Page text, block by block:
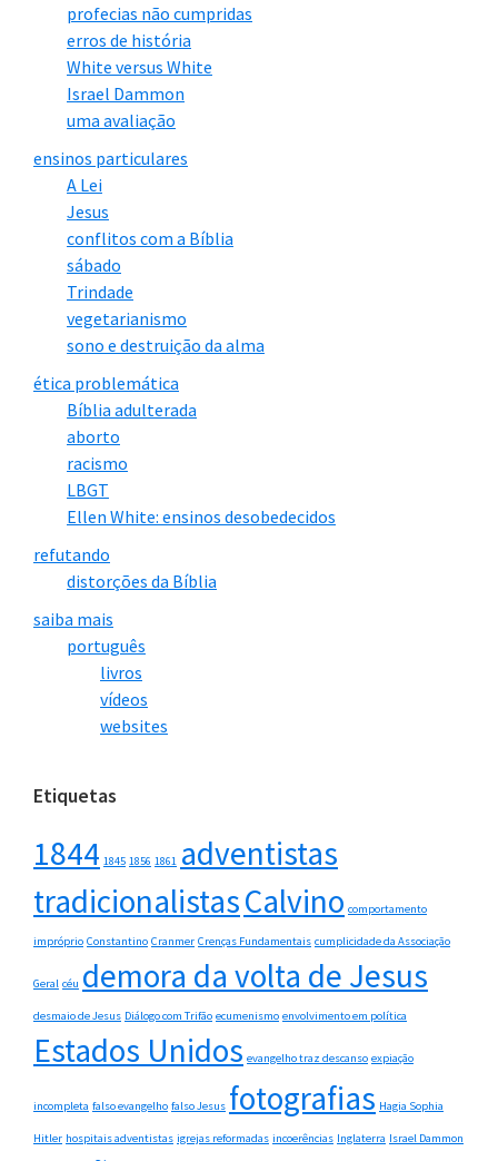
profecias não cumpridas
erros de história
White versus White
Israel Dammon
uma avaliação
ensinos particulares
A Lei
Jesus
conflitos com a Bíblia
sábado
Trindade
vegetarianismo
sono e destruição da alma
ética problemática
Bíblia adulterada
aborto
racismo
LBGT
Ellen White: ensinos desobedecidos
refutando
distorções da Bíblia
saiba mais
português
livros
vídeos
websites
Etiquetas
1844 1845 1856 1861 adventistas
tradicionalistasCalvino comportamento
impróprio Constantino Cranmer Crenças Fundamentais cumplicidade da Associação
Geral céu demora da volta de Jesus
desmaio de Jesus Diálogo com Trifão ecumenismo envolvimento em política
Estados Unidos evangelho traz descanso expiação
incompleta falso evangelho falso Jesus fotografias Hagia Sophia
Hitler hospitais adventistas igrejas reformadas incoerências Inglaterra Israel Dammon